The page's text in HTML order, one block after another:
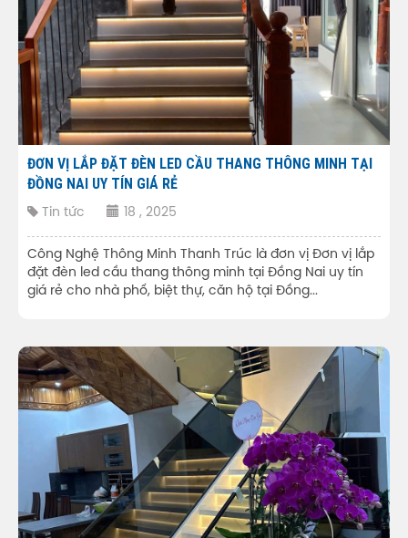
ĐƠN VỊ LẮP ĐẶT ĐÈN LED CẦU THANG THÔNG MINH TẠI
ĐỒNG NAI UY TÍN GIÁ RẺ
Tin tức 18 , 2025
Công Nghệ Thông Minh Thanh Trúc là đơn vị Đơn vị lắp
đặt đèn led cầu thang thông minh tại Đồng Nai uy tín
giá rẻ cho nhà phố, biệt thự, căn hộ tại Đồng...